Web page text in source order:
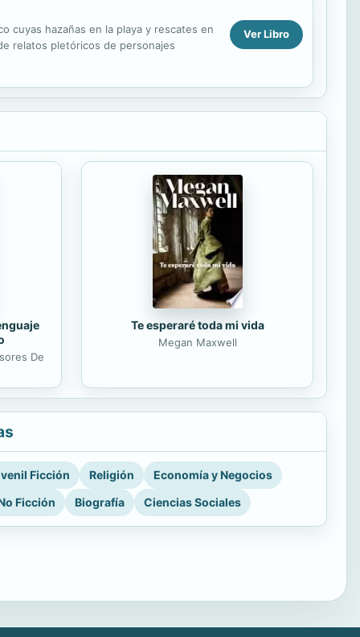
cuyas hazañas en la playa y rescates en
relatos pletóricos de personajes
Ver Libro
De
Te esperaré toda mi vida
Megan Maxwell
Ficción Religión
Economía y Negocios
Ficción
Biografía Ciencias Sociales